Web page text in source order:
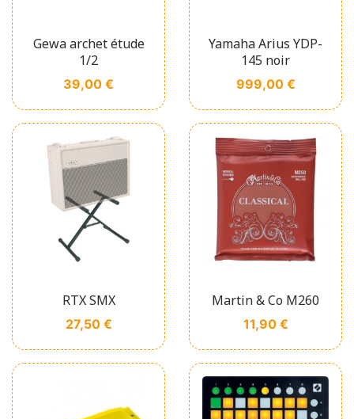
Gewa archet étude
1/2
Prix
39,00 €
Yamaha Arius YDP-
145 noir
Prix
999,00 €
RTX SMX
Prix
27,50 €
Martin & Co M260
Prix
11,90 €